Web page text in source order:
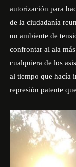
autorización para
de la ciudadanía
un ambiente de
confrontar al ala
cualquiera de los
al tiempo que hacía
represión patente